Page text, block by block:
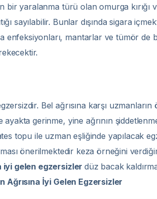
bir yaralanma türü olan omurga
sayılabilir. Bunlar dışında sigara
mantarlar ve tümör de
Bel ağrısına karşı
gerinme, yine ağrının
topu ile uzman eşliğinde yapılacak
önerilmektedir keza örneğini
iyi gelen egzersizlerdüz bacak
Ağrısına İyi Gelen Egzersizler